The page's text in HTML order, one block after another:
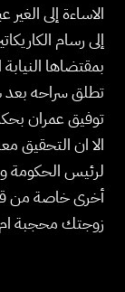
الاساءة إلى
إلى رسام
بمقتضاها
تطلق سراحه بعد
توفيق عمران
الا ان التحقيق
لرئيس الحكومة
أخرى خاصة من
زوجتك محجبة ام